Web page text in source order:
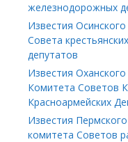
железнодорожных
Известия
Совета
депутатов
Известия
Комитета Советов
Красноармейских
Известия
комитета Советов